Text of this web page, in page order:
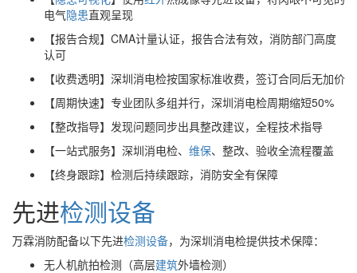
电气隐患直观呈现
【报告合规】CMA计量认证，报告合法有效，消防部门高度
认可
【收费透明】深圳消电检按国家标准收费，签订合同后无加价
【周期快速】专业团队多组并行，深圳消电检周期缩短50%
【整改指导】发现问题同步出具整改建议，全程技术指导
【一站式服务】深圳消电检、 维保、整改、验收全流程覆盖
【终身跟踪】检测后持续跟踪，消防安全有保障
先进检测设备
万霖消防配备以下先进检测设备，为深圳消电检提供技术保障：
无人机航拍检测（高层建筑外墙检测）